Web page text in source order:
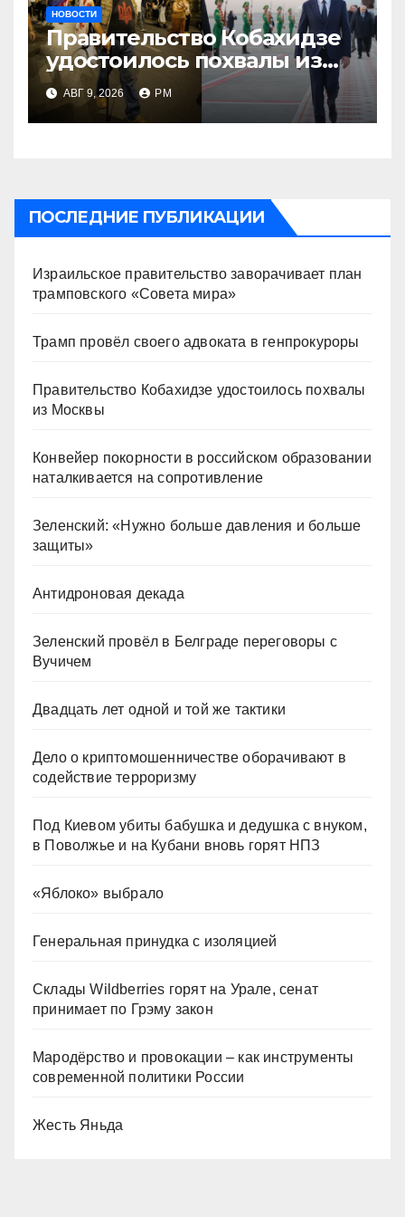
НОВОСТИ
Правительство Кобахидзе
удостоилось похвалы из
Москвы
АВГ 9, 2026 РМ
ПОСЛЕДНИЕ ПУБЛИКАЦИИ
Израильское правительство заворачивает план
трамповского «Совета мира»
Трамп провёл своего адвоката в генпрокуроры
Правительство Кобахидзе удостоилось похвалы
из Москвы
Конвейер покорности в российском образовании
наталкивается на сопротивление
Зеленский: «Нужно больше давления и больше
защиты»
Антидроновая декада
Зеленский провёл в Белграде переговоры с
Вучичем
Двадцать лет одной и той же тактики
Дело о криптомошенничестве оборачивают в
содействие терроризму
Под Киевом убиты бабушка и дедушка с внуком,
в Поволжье и на Кубани вновь горят НПЗ
«Яблоко» выбрало
Генеральная принудка с изоляцией
Склады Wildberries горят на Урале, сенат
принимает по Грэму закон
Мародёрство и провокации – как инструменты
современной политики России
Жесть Яньда